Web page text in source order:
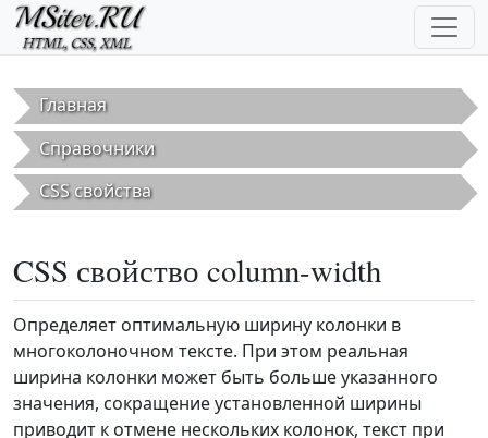
Перейти к основному содержанию
Главная
Справочники
CSS свойства
CSS свойство column-width
Определяет оптимальную ширину колонки в
многоколоночном тексте. При этом реальная
ширина колонки может быть больше указанного
значения, сокращение установленной ширины
приводит к отмене нескольких колонок, текст при